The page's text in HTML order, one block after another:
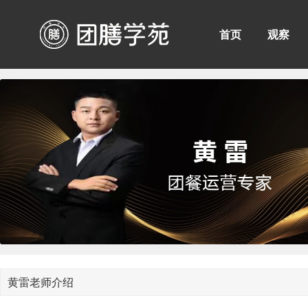
首页 观察
黄雷老师介绍